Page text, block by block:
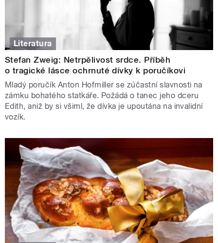
Literatura
Stefan Zweig: Netrpělivost srdce. Příběh
o tragické lásce ochrnuté dívky k poručíkovi
Mladý poručík Anton Hofmiller se zúčastní slavnosti na
zámku bohatého statkáře. Požádá o tanec jeho dceru
Edith, aniž by si všiml, že dívka je upoutána na invalidní
vozík.